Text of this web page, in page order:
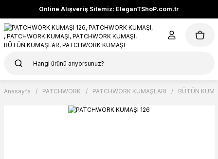
Online Alışveriş Sitemiz: EleganTShoP.com.tr
Anasayfa PATCHWORK PATCHWORK KUMAŞLARI BÜTÜN